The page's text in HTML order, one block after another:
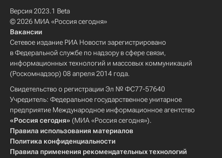
Версия 2023.1 Beta
© 2026 МИА «Россия сегодня»
Вакансии
Сетевое издание РИА Новости зарегистрировано
в Федеральной службе по надзору в сфере связи,
информационных технологий и массовых коммуникаций
(Роскомнадзор) 08 апреля 2014 года.
Свидетельство о регистрации Эл № ФС77-57640
Учредитель: Федеральное государственное унитарное
предприятие Международное информационное агентство
«Россия сегодня» (МИА «Россия сегодня»).
Правила использования материалов
Политика конфиденциальности
Правила применения рекомендательных технологий